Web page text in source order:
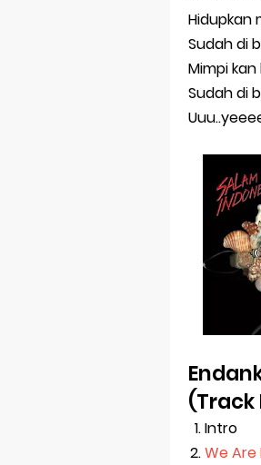
Hidupkan
Sudah di
Mimpi
Sudah di
(Track
Intro
We Are